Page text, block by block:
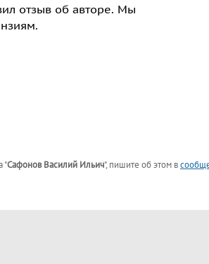
отзыв об авторе. Мы
"Сафонов Василий Ильич", пишите об этом в